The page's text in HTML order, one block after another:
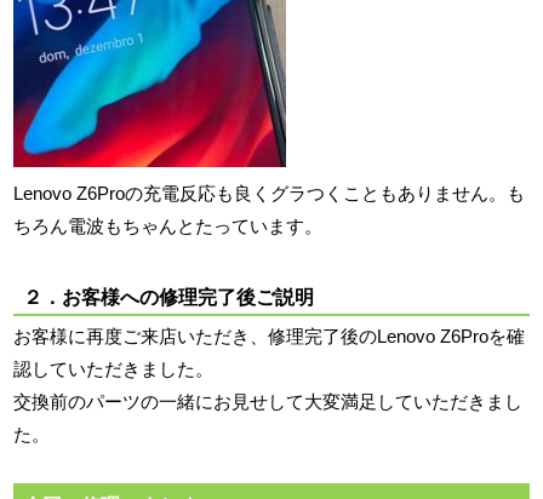
Lenovo Z6Proの充電反応も良くグラつくこともありません。も
ちろん電波もちゃんとたっています。
２．お客様への修理完了後ご説明
お客様に再度ご来店いただき、修理完了後のLenovo Z6Proを確
認していただきました。
交換前のパーツの一緒にお見せして大変満足していただきまし
た。